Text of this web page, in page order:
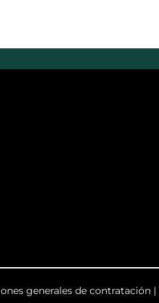
generales de contratación|